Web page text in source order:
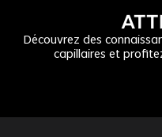
Découvrez des
capillaires et